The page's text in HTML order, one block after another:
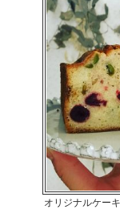
オリジナルケー